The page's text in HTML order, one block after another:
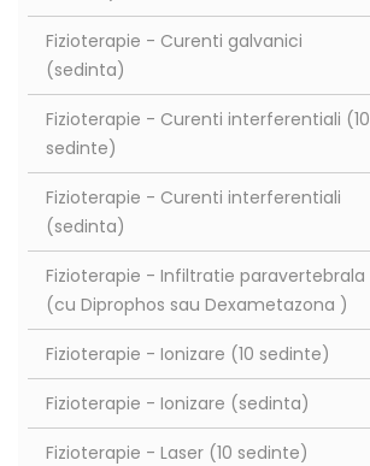
Fizioterapie - Curenti galvanici
(sedinta)
Fizioterapie - Curenti interferentiali (10
sedinte)
Fizioterapie - Curenti interferentiali
(sedinta)
Fizioterapie - Infiltratie paravertebrala
(cu Diprophos sau Dexametazona )
Fizioterapie - Ionizare (10 sedinte)
Fizioterapie - Ionizare (sedinta)
Fizioterapie - Laser (10 sedinte)